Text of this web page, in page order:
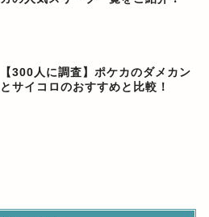
【300人に調査】ポケカのダメカン
とサイコロのおすすめと比較！